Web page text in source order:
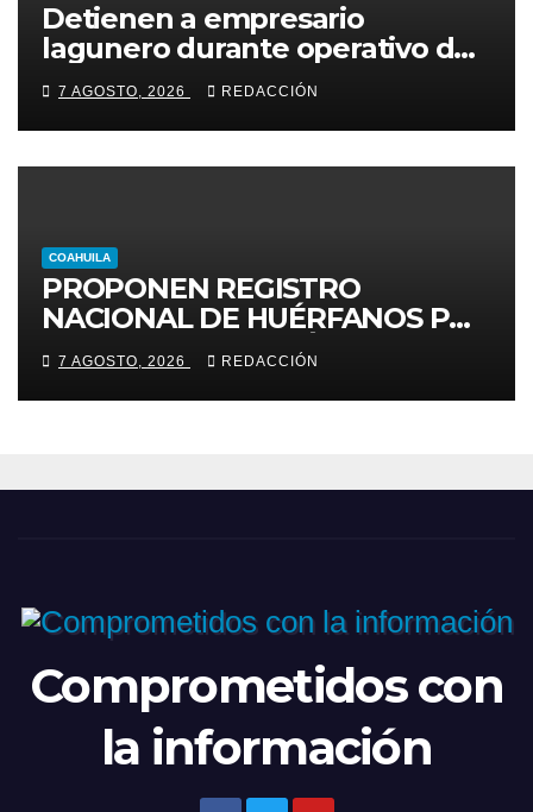
Detienen a empresario
lagunero durante operativo de
seguridad
7 AGOSTO, 2026 REDACCIÓN
COAHUILA
PROPONEN REGISTRO
NACIONAL DE HUÉRFANOS POR
FEMINICIDIO EN MÉXICO
7 AGOSTO, 2026 REDACCIÓN
Comprometidos con
la información